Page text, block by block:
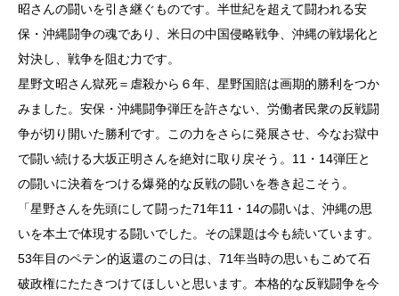
昭さんの闘いを引き継ぐものです。半世紀を超えて闘われる安
保・沖縄闘争の魂であり、米日の中国侵略戦争、沖縄の戦場化と
対決し、戦争を阻む力です。
星野文昭さん獄死＝虐殺から６年、星野国賠は画期的勝利をつか
みました。安保・沖縄闘争弾圧を許さない、労働者民衆の反戦闘
争が切り開いた勝利です。この力をさらに発展させ、今なお獄中
で闘い続ける大坂正明さんを絶対に取り戻そう。11・14弾圧と
の闘いに決着をつける爆発的な反戦の闘いを巻き起こそう。
「星野さんを先頭にして闘った71年11・14の闘いは、沖縄の思
いを本土で体現する闘いでした。その課題は今も続いています。
53年目のペテン的返還のこの日は、71年当時の思いもこめて石
破政権にたたきつけてほしいと思います。本格的な反戦闘争を今